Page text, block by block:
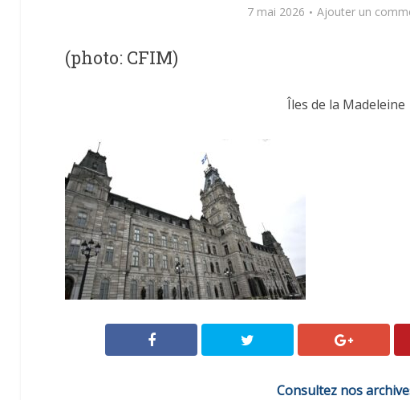
7 mai 2026 Ajouter un
(photo: CFIM)
Îles de la Madeleine
Consultez nos